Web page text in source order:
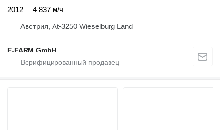
2012
4 837 м/ч
Австрия, At-3250 Wieselburg Land
E-FARM GmbH